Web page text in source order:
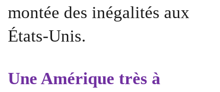
montée des inégalités aux
États-Unis.
Une Amérique très à